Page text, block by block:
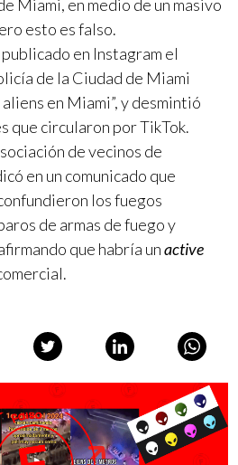
Miami, en medio de un masivo
esto es falso.
en Instagram el
de la Ciudad de Miami
en Miami”, y desmintió
que circularon por TikTok.
de vecinos de
en un comunicado que
los fuegos
de armas de fuego y
que habría unactive